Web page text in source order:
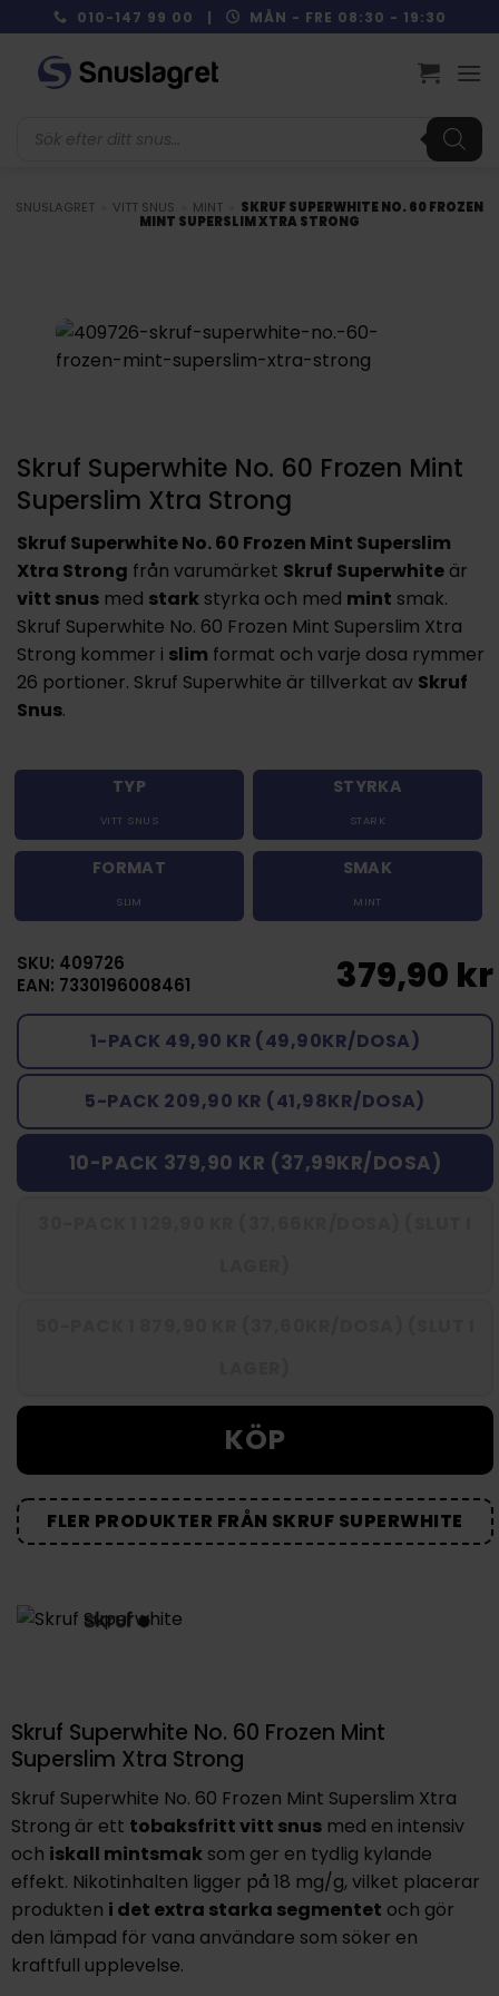
to
content
010-147 99 00 | MÅN - FRE 08:30 - 19:30
SNUSLAGRET VITT SNUS MINT
SKRUF SUPERWHITE NO. 60 FROZEN
MINT SUPERSLIM XTRA STRONG
Skruf Superwhite No. 60 Frozen Mint
Superslim Xtra Strong
Skruf Superwhite No. 60 Frozen Mint Superslim
Xtra Strong från varumärket Skruf Superwhite är
vitt snus med stark styrka och med mint smak.
Skruf Superwhite No. 60 Frozen Mint Superslim Xtra
Strong kommer i slim format och varje dosa rymmer
26 portioner. Skruf Superwhite är tillverkat av Skruf
Snus.
TYP
VITT SNUS
STYRKA
STARK
FORMAT
SLIM
SMAK
MINT
SKU: 409726
EAN: 7330196008461
379,90 kr
1-PACK 49,90 KR (49,90KR/DOSA)
5-PACK 209,90 KR (41,98KR/DOSA)
10-PACK 379,90 KR (37,99KR/DOSA)
KÖP
FLER PRODUKTER FRÅN SKRUF SUPERWHITE
Skruf Superwhite No. 60 Frozen Mint
Superslim Xtra Strong
Skruf Superwhite No. 60 Frozen Mint Superslim Xtra
Strong är ett tobaksfritt vitt snusmed en intensiv
och iskall mintsmaksom ger en tydlig kylande
effekt. Nikotinhalten ligger på 18 mg/g, vilket placerar
produkten i det extra starka segmentet och gör
den lämpad för vana användare som söker en
kraftfull upplevelse.